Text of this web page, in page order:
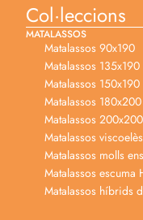
Col·leccions
MATALASSOS
Matalassos 90x190
Matalassos 135x190
Matalassos 150x190
Matalassos 180x200
Matalassos 200x200
Matalassos
Matalassos molls
Matalassos escuma
Matalassos híbrids